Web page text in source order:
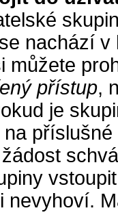
nachází v
můžete
přístup,
je
nevyhoví.